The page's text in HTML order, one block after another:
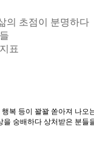
의 초점이 분명하다
표
복 등이 꽐꽐 쏟아져 나오
숭배하다 상처받은 분들